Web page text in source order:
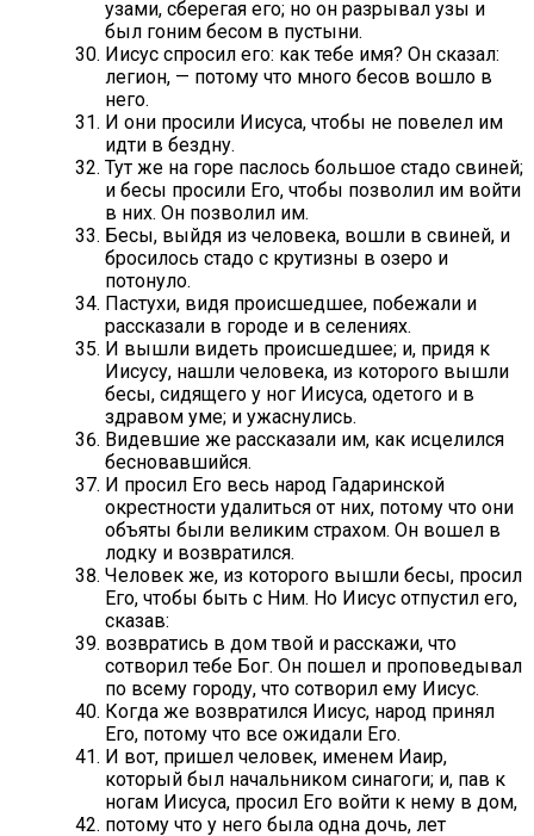
узами, сберегая его; но он разрывал узы и
был гоним бесом в пустыни.
Иисус спросил его: как тебе имя? Он сказал:
легион, — потому что много бесов вошло в
него.
И они просили Иисуса, чтобы не повелел им
идти в бездну.
Тут же на горе паслось большое стадо свиней;
и бесы просили Его, чтобы позволил им войти
в них. Он позволил им.
Бесы, выйдя из человека, вошли в свиней, и
бросилось стадо с крутизны в озеро и
потонуло.
Пастухи, видя происшедшее, побежали и
рассказали в городе и в селениях.
И вышли видеть происшедшее; и, придя к
Иисусу, нашли человека, из которого вышли
бесы, сидящего у ног Иисуса, одетого и в
здравом уме; и ужаснулись.
Видевшие же рассказали им, как исцелился
бесновавшийся.
И просил Его весь народ Гадаринской
окрестности удалиться от них, потому что они
объяты были великим страхом. Он вошел в
лодку и возвратился.
Человек же, из которого вышли бесы, просил
Его, чтобы быть с Ним. Но Иисус отпустил его,
сказав:
возвратись в дом твой и расскажи, что
сотворил тебе Бог. Он пошел и проповедывал
по всему городу, что сотворил ему Иисус.
Когда же возвратился Иисус, народ принял
Его, потому что все ожидали Его.
И вот, пришел человек, именем Иаир,
который был начальником синагоги; и, пав к
ногам Иисуса, просил Его войти к нему в дом,
потому что у него была одна дочь, лет